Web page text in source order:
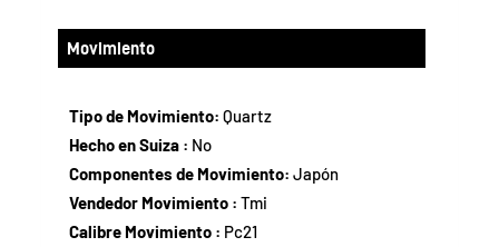
Movimiento
Tipo de Movimiento:Quartz
Hecho en Suiza : No
Componentes de Movimiento:Japón
Vendedor Movimiento :Tmi
Calibre Movimiento : Pc21